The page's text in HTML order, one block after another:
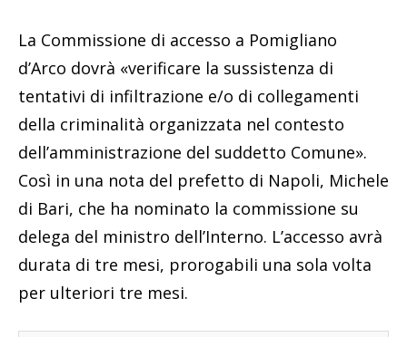
La Commissione di accesso a Pomigliano
d’Arco dovrà «verificare la sussistenza di
tentativi di infiltrazione e/o di collegamenti
della criminalità organizzata nel contesto
dell’amministrazione del suddetto Comune».
Così in una nota del prefetto di Napoli, Michele
di Bari, che ha nominato la commissione su
delega del ministro dell’Interno. L’accesso avrà
durata di tre mesi, prorogabili una sola volta
per ulteriori tre mesi.